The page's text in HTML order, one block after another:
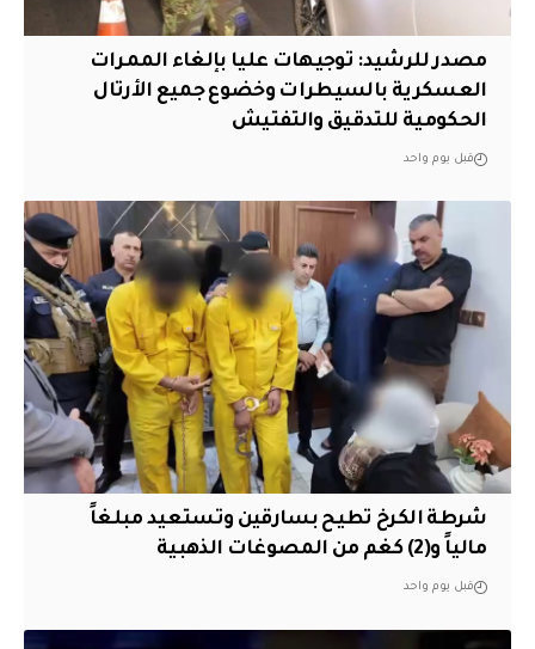
مصدر للرشيد: توجيهات عليا بإلغاء الممرات
العسكرية بالسيطرات وخضوع جميع الأرتال
الحكومية للتدقيق والتفتيش
قبل يوم واحد
شرطة الكرخ تطيح بسارقين وتستعيد مبلغاً
مالياً و(2) كغم من المصوغات الذهبية
قبل يوم واحد